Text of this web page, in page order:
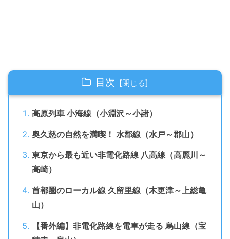
目次
高原列車 小海線（小淵沢～小諸）
奥久慈の自然を満喫！ 水郡線（水戸～郡山）
東京から最も近い非電化路線 八高線（高麗川～
高崎）
首都圏のローカル線 久留里線（木更津～上総亀
山）
【番外編】非電化路線を電車が走る 烏山線（宝